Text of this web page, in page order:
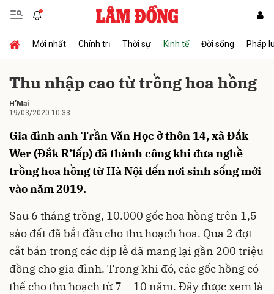
Mới nhất Chính trị Thời sự Kinh tế Đời sống Pháp
Thu nhập cao từ trồng hoa hồng
H’Mai
19/03/2020 10:33
Gia đình anh Trần Văn Học ở thôn 14, xã Đắk
Wer (Đắk R’lấp) đã thành công khi đưa nghề
trồng hoa hồng từ Hà Nội đến nơi sinh sống mới
vào năm 2019.
Sau 6 tháng trồng, 10.000 gốc hoa hồng trên 1,5
sào đất đã bắt đầu cho thu hoạch hoa. Qua 2 đợt
cắt bán trong các dịp lễ đã mang lại gần 200 triệu
đồng cho gia đình. Trong khi đó, các gốc hồng có
thể cho thu hoạch từ 7 – 10 năm. Đây được xem là
Gửi bình luận